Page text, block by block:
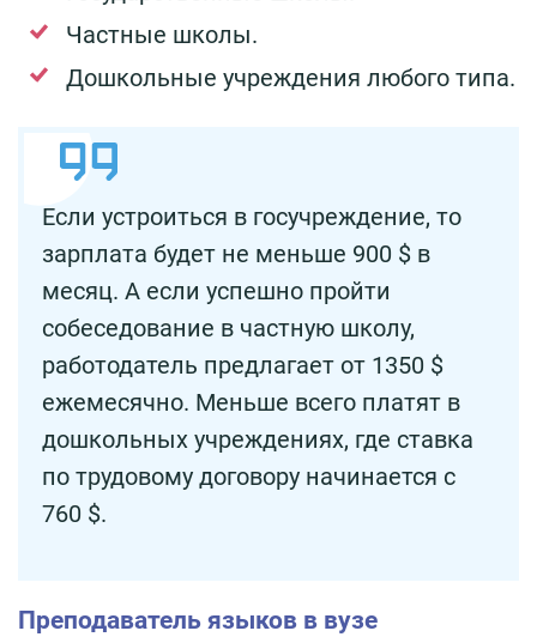
Частные школы.
Дошкольные учреждения любого типа.
Если устроиться в госучреждение, то
зарплата будет не меньше 900 $ в
месяц. А если успешно пройти
собеседование в частную школу,
работодатель предлагает от 1350 $
ежемесячно. Меньше всего платят в
дошкольных учреждениях, где ставка
по трудовому договору начинается с
760 $.
Преподаватель языков в вузе